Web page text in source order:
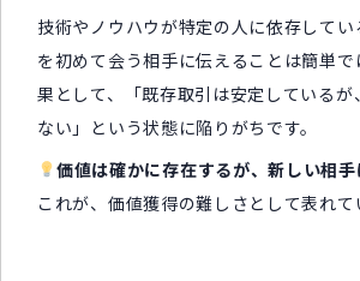
技術やノウハウが特定の人に依存して
を初めて会う相手に伝えることは簡単
果として、「既存取引は安定しているが
ない」という状態に陥りがちです。
価値は確かに存在するが、新しい相
これが、価値獲得の難しさとして表れて